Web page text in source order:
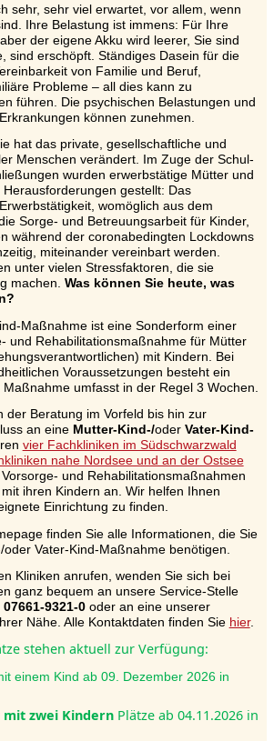
sehr, sehr viel erwartet, vor allem, wenn
Ihre Belastung ist immens: Für Ihre
der eigene Akku wird leerer, Sie sind
sind erschöpft. Ständiges Dasein für die
von Familie und Beruf,
Probleme – all dies kann zu
führen. Die psychischen Belastungen und
können zunehmen.
hat das private, gesellschaftliche und
Menschen verändert. Im Zuge der Schul-
wurden erwerbstätige Mütter und
gestellt: Das
womöglich aus dem
Sorge- und Betreuungsarbeit für Kinder,
während der coronabedingten Lockdowns
miteinander vereinbart werden.
unter vielen Stressfaktoren, die sie
machen. Was können Sie heute, was
Maßnahme ist eine Sonderform einer
und Rehabilitationsmaßnahme für Mütter
mit Kindern. Bei
Voraussetzungen besteht ein
umfasst in der Regel 3 Wochen.
der Beratung im Vorfeld bis hin zur
an eine Mutter-Kind-/oder Vater-Kind-
vier Fachkliniken im Südschwarzwald
nahe Nordsee und an der Ostsee
und Rehabilitationsmaßnahmen
ihren Kindern an. Wir helfen Ihnen
Einrichtung zu finden.
finden Sie alle Informationen, die Sie
Vater-Kind-Maßnahme benötigen.
Kliniken anrufen, wenden Sie sich bei
ganz bequem an unsere Service-Stelle
9321-0oder an eine unserer
Nähe. Alle Kontaktdaten finden Sie hier.
stehen aktuell zur Verfügung:
einem Kind ab 09. Dezember 2026 in
mit zwei KindernPlätze ab 04.11.2026 in